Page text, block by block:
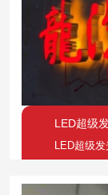
LED超级
LED超级